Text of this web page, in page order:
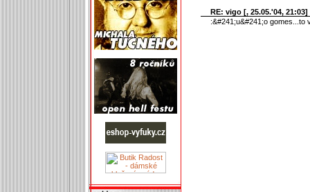
RE: vigo [, 25.05.'04, 21:03]
:&#241;u&#241;o gomes...to